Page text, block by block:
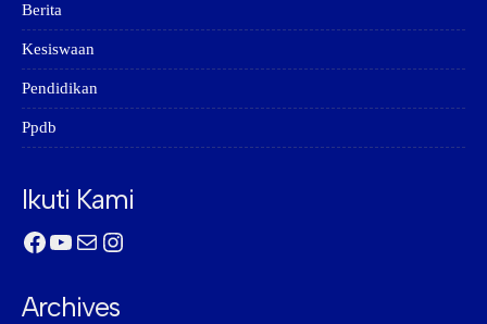
Berita
Kesiswaan
Pendidikan
Ppdb
Ikuti Kami
Facebook
YouTube
MailInstagram
Archives